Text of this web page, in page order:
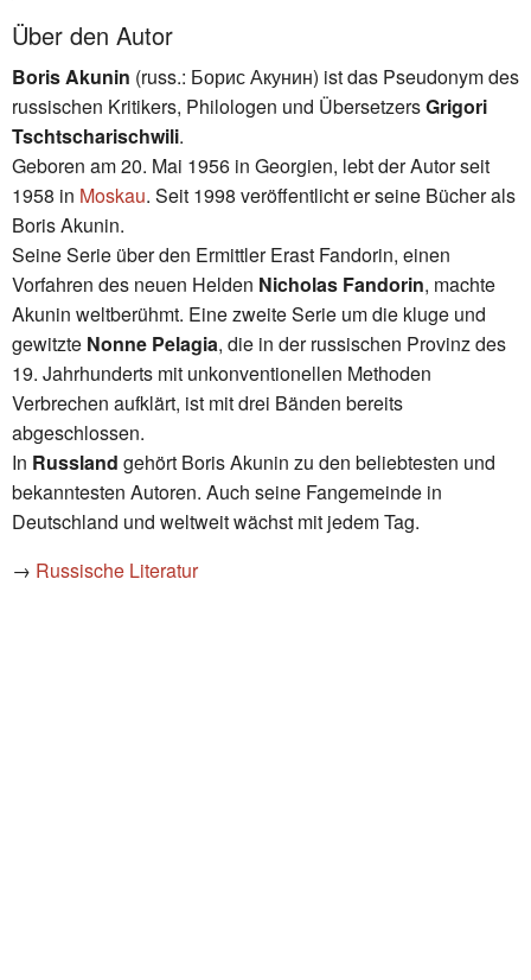
Über den Autor
Boris Akunin (russ.: Борис Акунин) ist das Pseudonym des
russischen Kritikers, Philologen und ÜbersetzersGrigori
Tschtscharischwili.
Geboren am 20. Mai 1956 in Georgien, lebt der Autor seit
1958 in Moskau. Seit 1998 veröffentlicht er seine Bücher als
Boris Akunin.
Seine Serie über den Ermittler Erast Fandorin, einen
Vorfahren des neuen Helden Nicholas Fandorin, machte
Akunin weltberühmt. Eine zweite Serie um die kluge und
gewitzte Nonne Pelagia, die in der russischen Provinz des
19. Jahrhunderts mit unkonventionellen Methoden
Verbrechen aufklärt, ist mit drei Bänden bereits
abgeschlossen.
In Russland gehört Boris Akunin zu den beliebtesten und
bekanntesten Autoren. Auch seine Fangemeinde in
Deutschland und weltweit wächst mit jedem Tag.
→ Russische Literatur